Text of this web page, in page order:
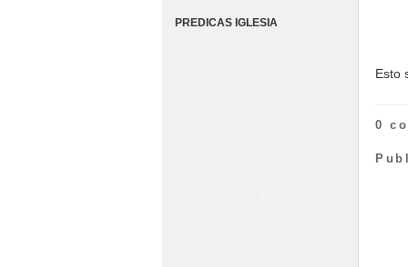
PREDICAS IGLESIA
Esto
0